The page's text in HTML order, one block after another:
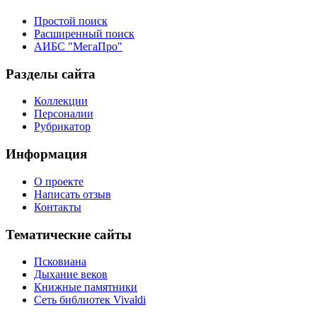
Простой поиск
Расширенный поиск
АИБС "МегаПро"
Разделы сайта
Коллекции
Персоналии
Рубрикатор
Информация
О проекте
Написать отзыв
Контакты
Тематические сайты
Псковиана
Дыхание веков
Книжные памятники
Сеть библиотек Vivaldi